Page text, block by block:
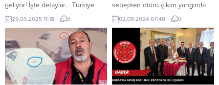
geliyor! İşte detaylar… Türkiye
Cumhuriyet Merkez Bankası
(TCMB), mart ayına ilişkin İktisadi
Yönelim Anketi sonuçlarını
açıkladı. Anket, imalat sanayinde
faaliyet gösteren 1738 iş yerinin
yanıtları doğrultusunda
değerlendirildi. Buna göre, imalat
sanayisi genelinde kapasite
25.03.2025 11:18 0
sebepten ötürü çıkan yangında
küle döndü. Semih ŞAHİNŞAH /
DÜZCE (İGFA) – Düzce’de merkez
Akınlar Mahallesi 2630 Sokak
üzerinde park halindeki 34 PYL
79 plakalı hafif ticari araçta
bilinmeyen bir sebepten ötürü
yangın çıktı. Alevleri gören
vatandaşların ihbarı üzerine olay
02.09.2024 07:48 0